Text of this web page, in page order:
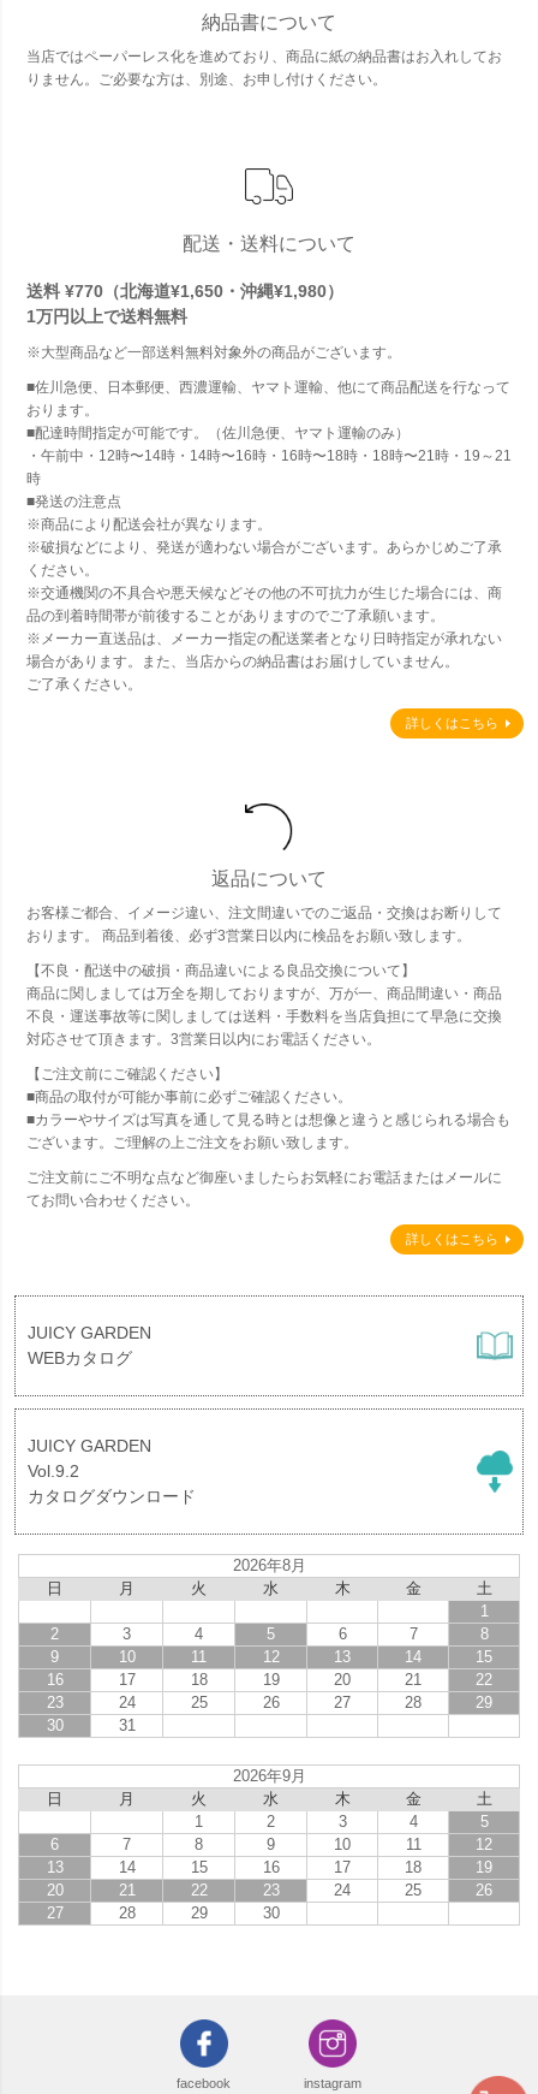
納品書について
当店ではペーパーレス化を進めており、商品に紙の納品書はお入れしてお
りません。ご必要な方は、別途、お申し付けください。
配送・送料について
送料 ¥770（北海道¥1,650・沖縄¥1,980）
1万円以上で送料無料
※大型商品など一部送料無料対象外の商品がございます。
■佐川急便、日本郵便、西濃運輸、ヤマト運輸、他にて商品配送を行なって
おります。
■配達時間指定が可能です。（佐川急便、ヤマト運輸のみ）
・午前中・12時〜14時・14時〜16時・16時〜18時・18時〜21時・19～21
時
■発送の注意点
※商品により配送会社が異なります。
※破損などにより、発送が適わない場合がございます。あらかじめご了承
ください。
※交通機関の不具合や悪天候などその他の不可抗力が生じた場合には、商
品の到着時間帯が前後することがありますのでご了承願います。
※メーカー直送品は、メーカー指定の配送業者となり日時指定が承れない
場合があります。また、当店からの納品書はお届けしていません。
ご了承ください。
詳しくはこちら
返品について
お客様ご都合、イメージ違い、注文間違いでのご返品・交換はお断りして
おります。 商品到着後、必ず3営業日以内に検品をお願い致します。
【不良・配送中の破損・商品違いによる良品交換について】
商品に関しましては万全を期しておりますが、万が一、商品間違い・商品
不良・運送事故等に関しましては送料・手数料を当店負担にて早急に交換
対応させて頂きます。3営業日以内にお電話ください。
【ご注文前にご確認ください】
■商品の取付が可能か事前に必ずご確認ください。
■カラーやサイズは写真を通して見る時とは想像と違うと感じられる場合も
ございます。ご理解の上ご注文をお願い致します。
ご注文前にご不明な点など御座いましたらお気軽にお電話またはメールに
てお問い合わせください。
詳しくはこちら
JUICY GARDEN
WEBカタログ
JUICY GARDEN
Vol.9.2
カタログダウンロード
2026年8月
日
月 火 水 木 金
土
1
2
3 4 5 6 7
8
9
10 11 12 13 14
15
16
17 18 19 20 21
22
23
24 25 26 27 28
29
30
31
2026年9月
日
月 火 水 木 金
土
1
2 3 4
5
6
7 8 9 10 11
12
13
14 15 16 17 18
19
20
21 22 23 24 25
26
27
28 29 30
facebook instagram